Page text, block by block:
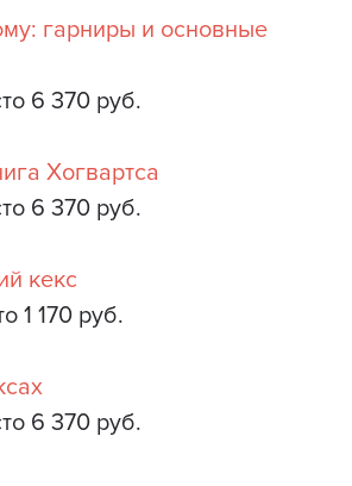
гарниры и основные
6 370 руб.
Хогвартса
6 370 руб.
кекс
1 170 руб.
6 370 руб.